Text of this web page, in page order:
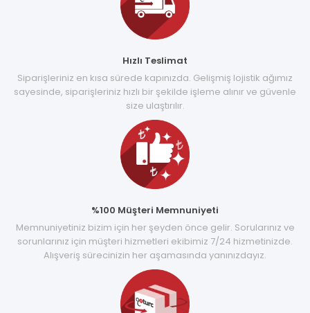
Hızlı Teslimat
Siparişleriniz en kısa sürede kapınızda. Gelişmiş lojistik ağımız
sayesinde, siparişleriniz hızlı bir şekilde işleme alınır ve güvenle
size ulaştırılır.
%100 Müşteri Memnuniyeti
Memnuniyetiniz bizim için her şeyden önce gelir. Sorularınız ve
sorunlarınız için müşteri hizmetleri ekibimiz 7/24 hizmetinizde.
Alışveriş sürecinizin her aşamasında yanınızdayız.